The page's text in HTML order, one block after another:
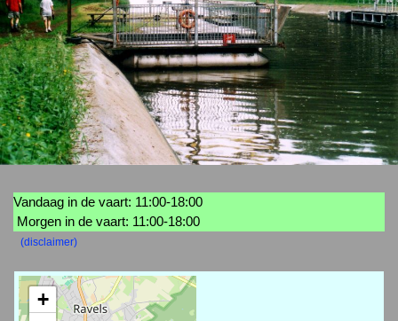
Vandaag in de vaart: 11:00-18:00
Morgen in de vaart: 11:00-18:00
(disclaimer)
+